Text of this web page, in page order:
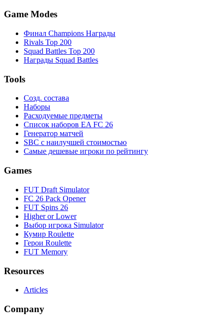
Game Modes
Финал Champions Награды
Rivals Top 200
Squad Battles Top 200
Награды Squad Battles
Tools
Созд. состава
Наборы
Расходуемые предметы
Список наборов EA FC 26
Генератор матчей
SBC с наилучшей стоимостью
Самые дешевые игроки по рейтингу
Games
FUT Draft Simulator
FC 26 Pack Opener
FUT Spins 26
Higher or Lower
Выбор игрока Simulator
Кумир Roulette
Герои Roulette
FUT Memory
Resources
Articles
Company